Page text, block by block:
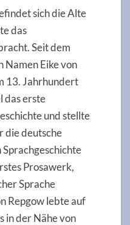
sich die Alte
das
Seit dem
Namen Eike von
13. Jahrhundert
das erste
und stellte
die deutsche
Prosawerk,
Sprache
Repgow lebte auf
in der Nähe von